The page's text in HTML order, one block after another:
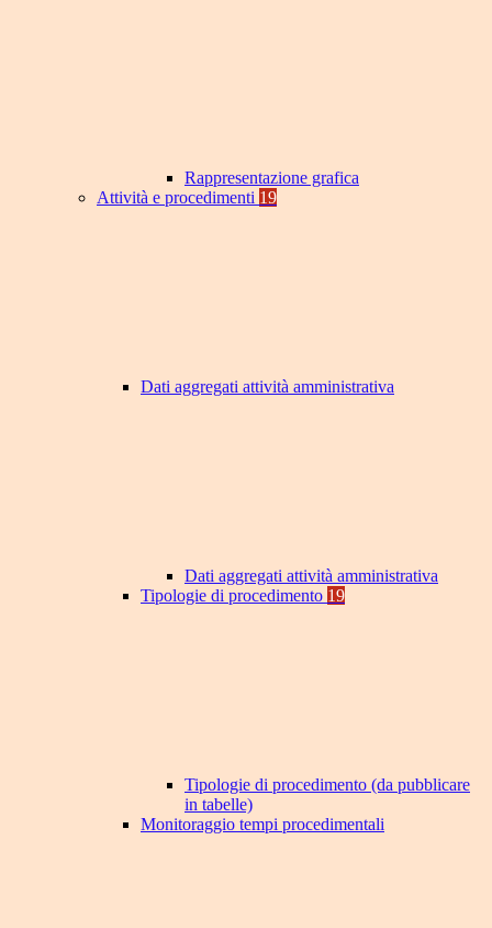
Rappresentazione grafica
Attività e procedimenti 19
Dati aggregati attività amministrativa
Dati aggregati attività amministrativa
Tipologie di procedimento 19
Tipologie di procedimento (da pubblicare
in tabelle)
Monitoraggio tempi procedimentali